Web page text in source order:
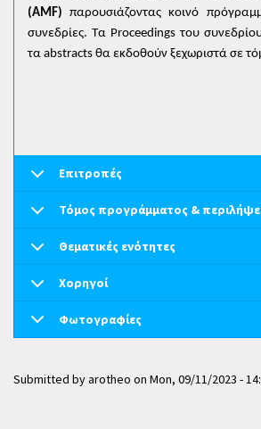
(AMF) παρουσιάζοντας κοινό
συνεδρίες. Τα Proceedings του
τα abstracts θα εκδοθούν ξεχωριστά σε
Επιτροπές
Τόμος προγράμματος &
Θεματικές ενότητες
Χορηγοί
Φωτογραφίες
Submitted byarotheo on Mon, 09/11/2023 -